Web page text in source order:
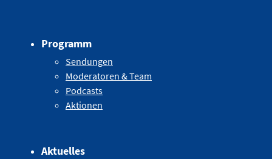
Programm
Sendungen
Moderatoren & Team
Podcasts
Aktionen
Aktuelles